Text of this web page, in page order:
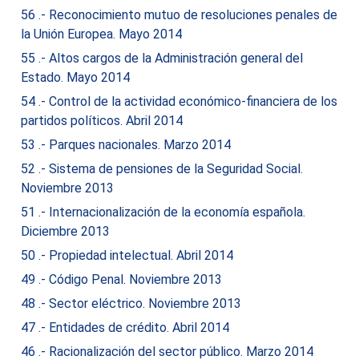
56 .- Reconocimiento mutuo de resoluciones penales de
la Unión Europea. Mayo 2014
55 .- Altos cargos de la Administración general del
Estado. Mayo 2014
54 .- Control de la actividad económico-financiera de los
partidos políticos. Abril 2014
53 .- Parques nacionales. Marzo 2014
52 .- Sistema de pensiones de la Seguridad Social.
Noviembre 2013
51 .- Internacionalización de la economía española.
Diciembre 2013
50 .- Propiedad intelectual. Abril 2014
49 .- Código Penal. Noviembre 2013
48 .- Sector eléctrico. Noviembre 2013
47 .- Entidades de crédito. Abril 2014
46 .- Racionalización del sector público. Marzo 2014